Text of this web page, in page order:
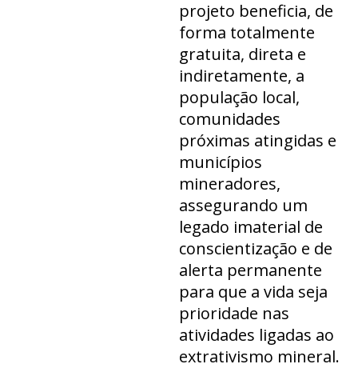
projeto beneficia, de
forma totalmente
gratuita, direta e
indiretamente, a
população local,
comunidades
próximas atingidas e
municípios
mineradores,
assegurando um
legado imaterial de
conscientização e de
alerta permanente
para que a vida seja
prioridade nas
atividades ligadas ao
extrativismo mineral.